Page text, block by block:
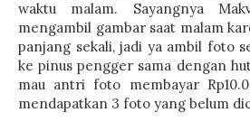
waktu malam. Sayangnya
mengambil gambar saat malam
panjang sekali, jadi ya ambil foto
ke pinus pengger sama dengan
mau antri foto membayar
mendapatkan 3 foto yang belum